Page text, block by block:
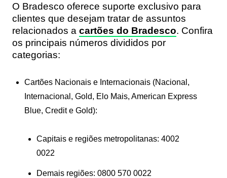
O Bradesco oferece suporte exclusivo para
clientes que desejam tratar de assuntos
relacionados a cartões do Bradesco. Confira
os principais números divididos por
categorias:
Cartões Nacionais e Internacionais (Nacional,
Internacional, Gold, Elo Mais, American Express
Blue, Credit e Gold):
Capitais e regiões metropolitanas: 4002
0022
Demais regiões: 0800 570 0022